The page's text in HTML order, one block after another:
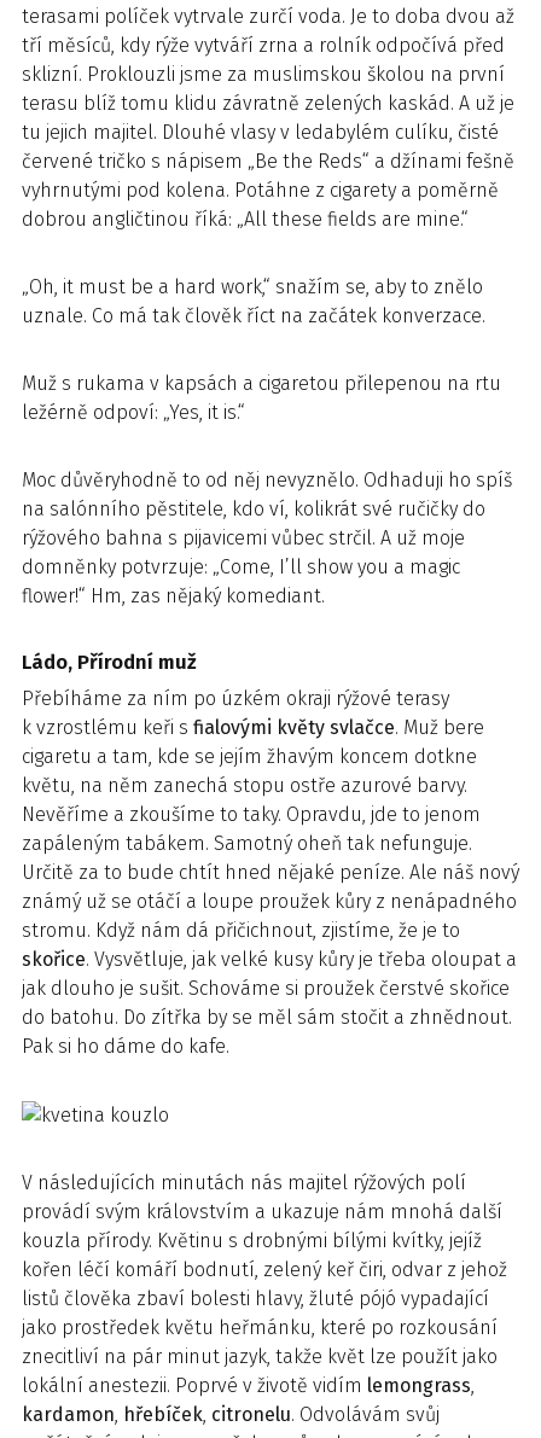
terasami políček vytrvale zurčí voda. Je to doba dvou až
tří měsíců, kdy rýže vytváří zrna a rolník odpočívá před
sklizní. Proklouzli jsme za muslimskou školou na první
terasu blíž tomu klidu závratně zelených kaskád. A už je
tu jejich majitel. Dlouhé vlasy v ledabylém culíku, čisté
červené tričko s nápisem „Be the Reds“ a džínami fešně
vyhrnutými pod kolena. Potáhne z cigarety a poměrně
dobrou angličtinou říká: „All these fields are mine.“
„Oh, it must be a hard work,“ snažím se, aby to znělo
uznale. Co má tak člověk říct na začátek konverzace.
Muž s rukama v kapsách a cigaretou přilepenou na rtu
ležérně odpoví: „Yes, it is.“
Moc důvěryhodně to od něj nevyznělo. Odhaduji ho spíš
na salónního pěstitele, kdo ví, kolikrát své ručičky do
rýžového bahna s pijavicemi vůbec strčil. A už moje
domněnky potvrzuje: „Come, I’ll show you a magic
flower!“ Hm, zas nějaký komediant.
Ládo, Přírodní muž
Přebíháme za ním po úzkém okraji rýžové terasy
k vzrostlému keři s fialovými květy svlačce. Muž bere
cigaretu a tam, kde se jejím žhavým koncem dotkne
květu, na něm zanechá stopu ostře azurové barvy.
Nevěříme a zkoušíme to taky. Opravdu, jde to jenom
zapáleným tabákem. Samotný oheň tak nefunguje.
Určitě za to bude chtít hned nějaké peníze. Ale náš nový
známý už se otáčí a loupe proužek kůry z nenápadného
stromu. Když nám dá přičichnout, zjistíme, že je to
skořice. Vysvětluje, jak velké kusy kůry je třeba oloupat a
jak dlouho je sušit. Schováme si proužek čerstvé skořice
do batohu. Do zítřka by se měl sám stočit a zhnědnout.
Pak si ho dáme do kafe.
V následujících minutách nás majitel rýžových polí
provádí svým královstvím a ukazuje nám mnohá další
kouzla přírody. Květinu s drobnými bílými kvítky, jejíž
kořen léčí komáří bodnutí, zelený keř čiri, odvar z jehož
listů člověka zbaví bolesti hlavy, žluté pójó vypadající
jako prostředek květu heřmánku, které po rozkousání
znecitliví na pár minut jazyk, takže květ lze použít jako
lokální anestezii. Poprvé v životě vidím lemongrass,
kardamon, hřebíček, citronelu. Odvolávám svůj